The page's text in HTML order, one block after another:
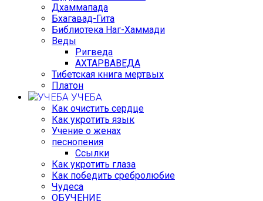
Дхаммапада
Бхагавад-Гита
Библиотека Наг-Хаммади
Веды
Ригведа
АХТАРВАВЕДА
Тибетская книга мертвых
Платон
УЧЕБА
Как очистить сердце
Как укротить язык
Учение о женах
песнопения
Ссылки
Как укротить глаза
Как победить сребролюбие
Чудеса
ОБУЧЕНИЕ